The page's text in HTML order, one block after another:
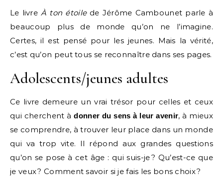
Le livre À ton étoilede Jérôme Cambounet parle à
beaucoup plus de monde qu’on ne l’imagine.
Certes, il est pensé pour les jeunes. Mais la vérité,
c’est qu’on peut tous se reconnaître dans ses pages.
Adolescents/jeunes adultes
Ce livre demeure un vrai trésor pour celles et ceux
qui cherchent àdonner du sens à leur avenir, à mieux
se comprendre, à trouver leur place dans un monde
qui va trop vite. Il répond aux grandes questions
qu’on se pose à cet âge : qui suis-je ? Qu’est-ce que
je veux ? Comment savoir si je fais les bons choix ?